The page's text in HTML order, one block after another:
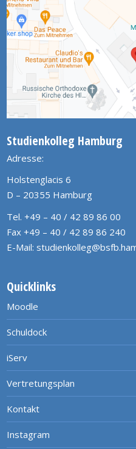
Studienkolleg Hamburg
Adresse:
Holstenglacis 6
D – 20355 Hamburg
Tel. +49 – 40 / 42 89 86 00
Fax +49 – 40 / 42 89 86 240
E-Mail:
Quicklinks
Moodle
Schuldock
iServ
Vertretungsplan
Kontakt
Instagram